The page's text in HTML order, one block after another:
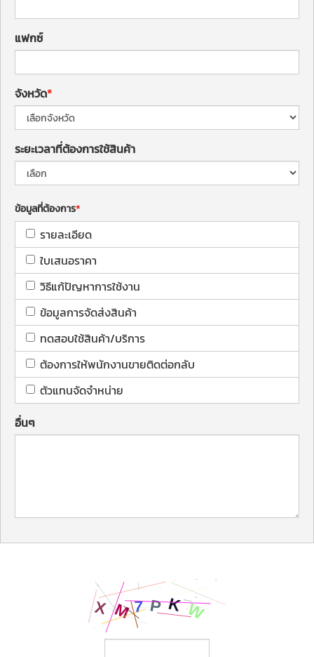
แฟกซ์
จังหวัด
ระยะเวลาที่ต้องการใช้สินค้า
ข้อมูลที่ต้องการ
รายละเอียด
ใบเสนอราคา
วิธีแก้ปัญหาการใช้งาน
ข้อมูลการจัดส่งสินค้า
ทดสอบใช้สินค้า/บริการ
ต้องการให้พนักงานขายติดต่อกลับ
ตัวแทนจัดจำหน่าย
อื่นๆ